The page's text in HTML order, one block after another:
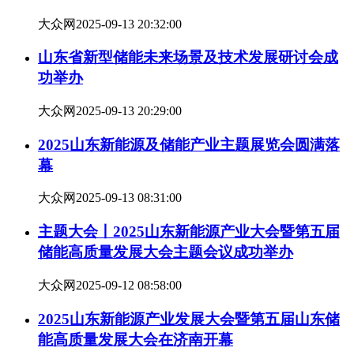
大众网 2025-09-13 20:32:00
山东省新型储能未来场景及技术发展研讨会成
功举办
大众网 2025-09-13 20:29:00
2025山东新能源及储能产业主题展览会圆满落
幕
大众网2025-09-13 08:31:00
主题大会丨2025山东新能源产业大会暨第五届
储能高质量发展大会主题会议成功举办
大众网 2025-09-12 08:58:00
2025山东新能源产业发展大会暨第五届山东储
能高质量发展大会在济南开幕